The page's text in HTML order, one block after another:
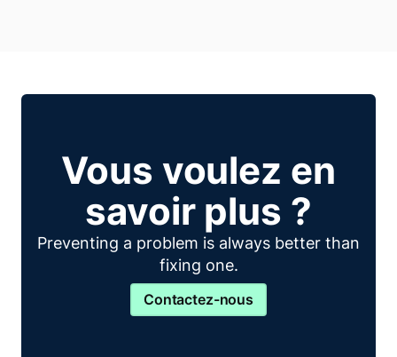
Vous voulez en
savoir plus ?
Preventing a problem is always better than
fixing one.
Contactez-nous